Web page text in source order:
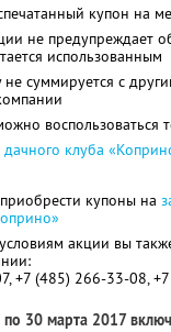
купон на
не предупреждает
использованным
суммируется с
воспользоваться
клуба
купоны на
акции вы
+7 (485) 266-33-08,
по 30 марта 2017